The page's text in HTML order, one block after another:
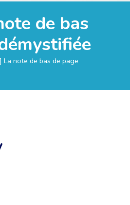
de bas
La note de bas de page